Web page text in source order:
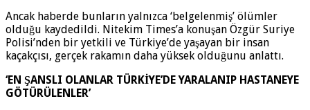
Ancak haberde bunların yalnızca ‘belgelenmiş’ ölümler
olduğu kaydedildi. Nitekim Times’a konuşan Özgür Suriye
Polisi’nden bir yetkili ve Türkiye’de yaşayan bir insan
kaçakçısı, gerçek rakamın daha yüksek olduğunu anlattı.
‘EN ŞANSLI OLANLAR TÜRKİYE’DE YARALANIP HASTANEYE
GÖTÜRÜLENLER’